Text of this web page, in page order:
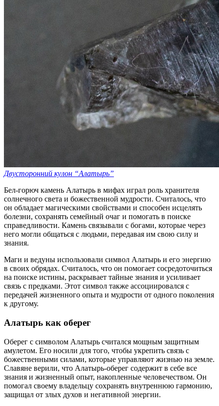
Двусторонний кулон “Алатырь”
Бел-горюч камень Алатырь в мифах играл роль хранителя
солнечного света и божественной мудрости. Считалось, что
он обладает магическими свойствами и способен исцелять
болезни, сохранять семейный очаг и помогать в поиске
справедливости. Камень связывали с богами, которые через
него могли общаться с людьми, передавая им свою силу и
знания.
Маги и ведуны использовали символ Алатырь и его энергию
в своих обрядах. Считалось, что он помогает сосредоточиться
на поиске истины, раскрывает тайные знания и усиливает
связь с предками. Этот символ также ассоциировался с
передачей жизненного опыта и мудрости от одного поколения
к другому.
Алатырь как оберег
Оберег с символом Алатырь считался мощным защитным
амулетом. Его носили для того, чтобы укрепить связь с
божественными силами, которые управляют жизнью на земле.
Славяне верили, что Алатырь-оберег содержит в себе все
знания и жизненный опыт, накопленные человечеством. Он
помогал своему владельцу сохранять внутреннюю гармонию,
защищал от злых духов и негативной энергии.